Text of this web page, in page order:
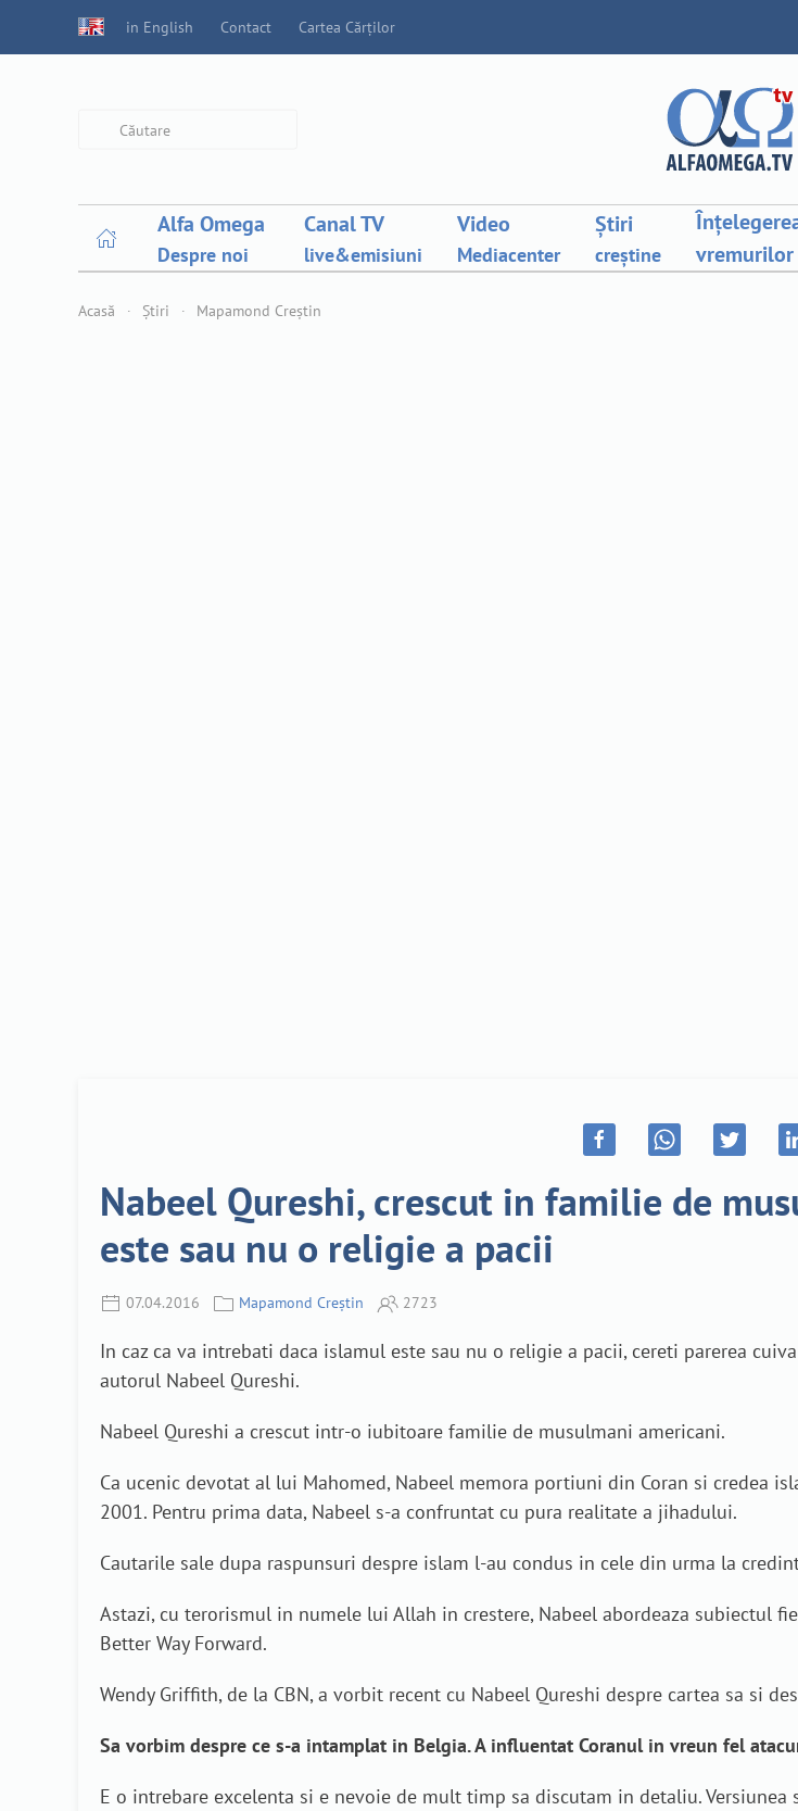
in English Contact Cartea Cărților
Alfa Omega
Despre noi
Canal TV
live&emisiuni
Video
Mediacenter
Știri
creștine
vremurilor
Acasă Știri Mapamond Creștin
Nabeel Qureshi, crescut in familie de
este sau nu o religie a pacii
07.04.2016 Mapamond Creștin 2723
In caz ca va intrebati daca islamul este sau nu o religie a pacii, cereti parerea
autorul Nabeel Qureshi.
Nabeel Qureshi a crescut intr-o iubitoare familie de musulmani americani.
Ca ucenic devotat al lui Mahomed, Nabeel memora portiuni din Coran si credea
2001. Pentru prima data, Nabeel s-a confruntat cu pura realitate a jihadului.
Cautarile sale dupa raspunsuri despre islam l-au condus in cele din urma la
Astazi, cu terorismul in numele lui Allah in crestere, Nabeel abordeaza subiectul
Better Way Forward.
Wendy Griffith, de la CBN, a vorbit recent cu Nabeel Qureshi despre cartea sa si
Sa vorbim despre ce s-a intamplat in Belgia. A influentat Coranul in vreun fel
E o intrebare excelenta si e nevoie de mult timp sa discutam in detaliu.